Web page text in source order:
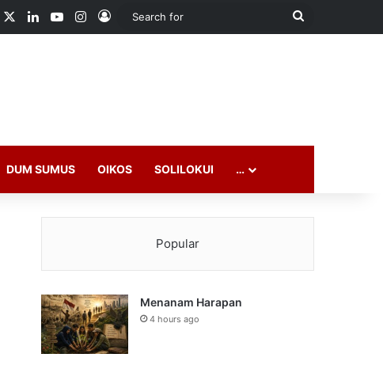
LinkedInYouTubeInstagram
Log In
Search
DUM SUMUS OIKOS SOLILOKUI …
Popular
Menanam Harapan
4 hours ago